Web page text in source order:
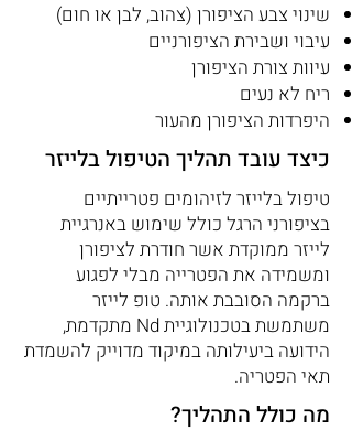
שינוי צבע הציפורן (צהוב, לבן או חום)
עיבוי ושבירת הציפורניים
עיוות צורת הציפורן
ריח לא נעים
היפרדות הציפורן מהעור
כיצד עובד תהליך הטיפול בלייזר
טיפול בלייזר לזיהומים פטרייתיים
בציפורני הרגל כולל שימוש באנרגיית
לייזר ממוקדת אשר חודרת לציפורן
ומשמידה את הפטרייה מבלי לפגוע
ברקמה הסובבת אותה. טופ לייזר
משתמשת בטכנולוגיית Nd מתקדמת,
הידועה ביעילותה במיקוד מדוייק להשמדת
תאי הפטריה.
מה כולל התהליך?